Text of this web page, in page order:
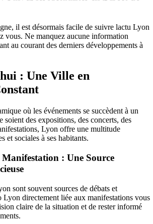
il est désormais facile de suivre lactu Lyon
vous. Ne manquez aucune information
au courant des derniers développements à
: Une Ville en
où les événements se succèdent à un
soient des expositions, des concerts, des
Lyon offre une multitude
et sociales à ses habitants.
: Une Source
sont souvent sources de débats et
directement liée aux manifestations vous
claire de la situation et de rester informé